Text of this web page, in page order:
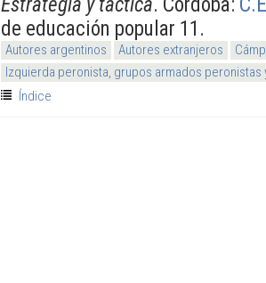
de educación popular 11.
Autores argentinos Autores extranjeros
Izquierda peronista, grupos armados
Índice